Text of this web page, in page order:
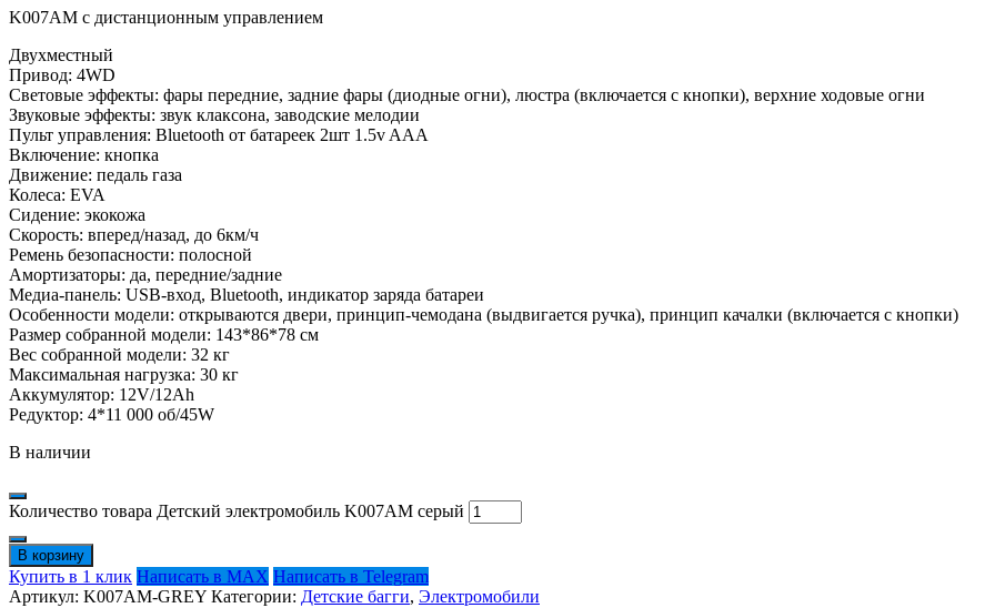
K007AM с дистанционным управлением
Двухместный
Привод: 4WD
Световые эффекты: фары передние, задние фары (диодные огни), люстра (включается с кнопки), верхние ходовые огни
Звуковые эффекты: звук клаксона, заводские мелодии
Пульт управления: Bluetooth от батареек 2шт 1.5v AAA
Включение: кнопка
Движение: педаль газа
Колеса: EVA
Сидение: экокожа
Скорость: вперед/назад, до 6км/ч
Ремень безопасности: полосной
Амортизаторы: да, передние/задние
Медиа-панель: USB-вход, Bluetooth, индикатор заряда батареи
Особенности модели: открываются двери, принцип-чемодана (выдвигается ручка), принцип качалки (включается с кнопки)
Размер собранной модели: 143*86*78 см
Вес собранной модели: 32 кг
Максимальная нагрузка: 30 кг
Аккумулятор: 12V/12Ah
Редуктор: 4*11 000 об/45W
В наличии
Количество товара Детский электромобиль K007AM серый
В корзину
Купить в 1 клик Написать в MAX Написать в Telegram
Артикул: K007AM-GREY Категории: Детские багги, Электромобили